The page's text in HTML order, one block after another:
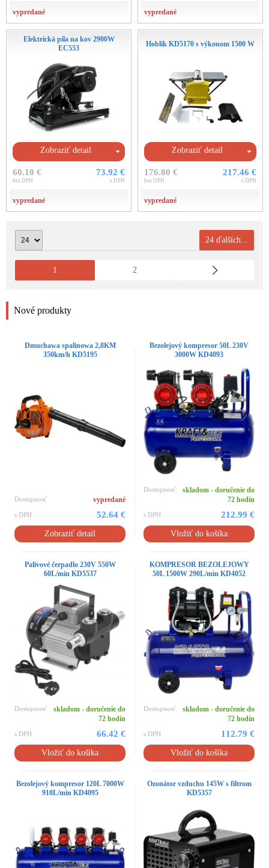
vypredané vypredané
Elektrická píla na kov 2900W
EC553
Zobraziť detail
60.10 €
bez DPH
73.92 €
s DPH
vypredané
Hoblík KD5170 s výkonom 1500 W
Zobraziť detail
176.80 €
bez DPH
217.46 €
s DPH
vypredané
24 ďalších...
1 2
Nové produkty
Dmuchawa spalinowa 2,8KM
350km/h KD5195
Dostupnosť vypredané
s DPH 52.64 €
Zobraziť detail
Bezolejový kompresor 50L 230V
3000W KD4093
Dostupnosť
skladom - doručenie do
72 hodín
s DPH 212.99 €
Vložiť do košíka
Palivové čerpadlo 230V 550W
60L/min KD5537
Dostupnosť
skladom - doručenie do
72 hodín
s DPH 66.42 €
Vložiť do košíka
KOMPRESOR BEZOLEJOWY
50L 1500W 290L/min KD4052
Dostupnosť
skladom - doručenie do
72 hodín
s DPH 112.79 €
Vložiť do košíka
Bezolejový kompresor 120L 7000W
910L/min KD4095
Ozonátor vzduchu 145W s filtrom
KD5357